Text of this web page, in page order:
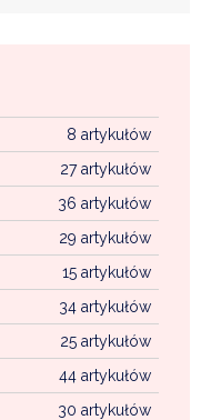
POWIETRZE
EMISYJNOŚCI
8 artykułów
27 artykułów
36 artykułów
29 artykułów
15 artykułów
34 artykułów
25 artykułów
44 artykułów
30 artykułów